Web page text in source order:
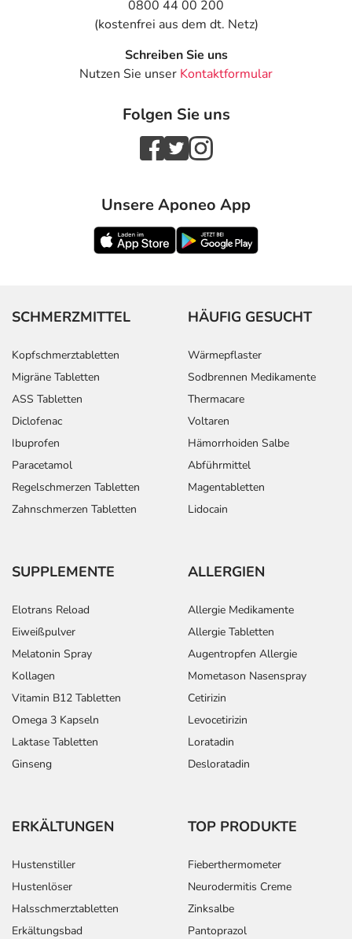
0800 44 00 200
(kostenfrei aus dem dt. Netz)
Schreiben Sie uns
Nutzen Sie unser Kontaktformular
Folgen Sie uns
Unsere Aponeo App
SCHMERZMITTEL
Kopfschmerztabletten
Migräne Tabletten
ASS Tabletten
Diclofenac
Ibuprofen
Paracetamol
Regelschmerzen Tabletten
Zahnschmerzen Tabletten
HÄUFIG GESUCHT
Wärmepflaster
Sodbrennen Medikamente
Thermacare
Voltaren
Hämorrhoiden Salbe
Abführmittel
Magentabletten
Lidocain
SUPPLEMENTE
Elotrans Reload
Eiweißpulver
Melatonin Spray
Kollagen
Vitamin B12 Tabletten
Omega 3 Kapseln
Laktase Tabletten
Ginseng
ALLERGIEN
Allergie Medikamente
Allergie Tabletten
Augentropfen Allergie
Mometason Nasenspray
Cetirizin
Levocetirizin
Loratadin
Desloratadin
ERKÄLTUNGEN
Hustenstiller
Hustenlöser
Halsschmerztabletten
Erkältungsbad
TOP PRODUKTE
Fieberthermometer
Neurodermitis Creme
Zinksalbe
Pantoprazol